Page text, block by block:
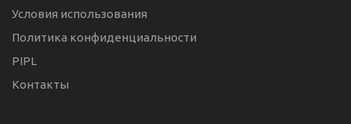
Условия использования
Политика конфиденциальности
PIPL
Контакты